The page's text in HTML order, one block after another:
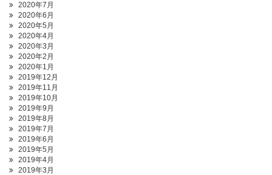
2020年7月
2020年6月
2020年5月
2020年4月
2020年3月
2020年2月
2020年1月
2019年12月
2019年11月
2019年10月
2019年9月
2019年8月
2019年7月
2019年6月
2019年5月
2019年4月
2019年3月